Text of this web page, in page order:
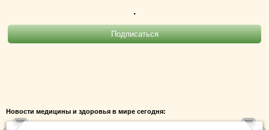
.
Новости медицины и здоровья в мире сегодня: